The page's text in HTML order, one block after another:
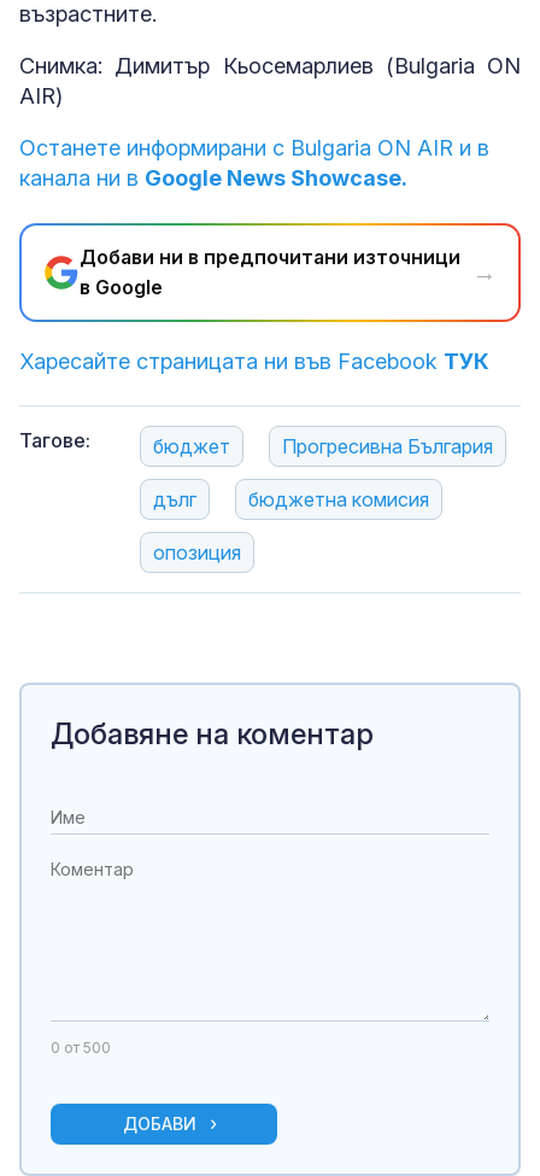
възрастните.
Снимка: Димитър Кьосемарлиев (Bulgaria ON
AIR)
Останете информирани с Bulgaria ON AIR и в
канала ни в Google News Showcase.
Добави ни в предпочитани източници
в Google
→
Харесайте страницата ни във Facebook ТУК
Тагове: бюджет Прогресивна България
дълг бюджетна комисия
опозиция
Добавяне на коментар
0 от 500
ДОБАВИ